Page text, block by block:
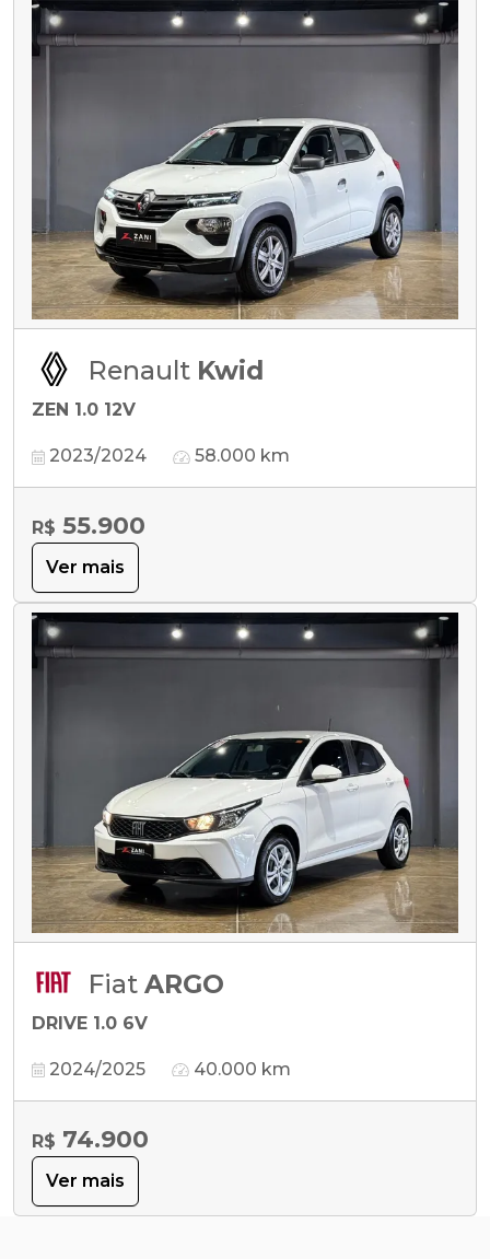
Renault Kwid
ZEN 1.0 12V
2023/2024 58.000 km
R$ 55.900
Ver mais
Fiat ARGO
DRIVE 1.0 6V
2024/2025 40.000 km
R$ 74.900
Ver mais